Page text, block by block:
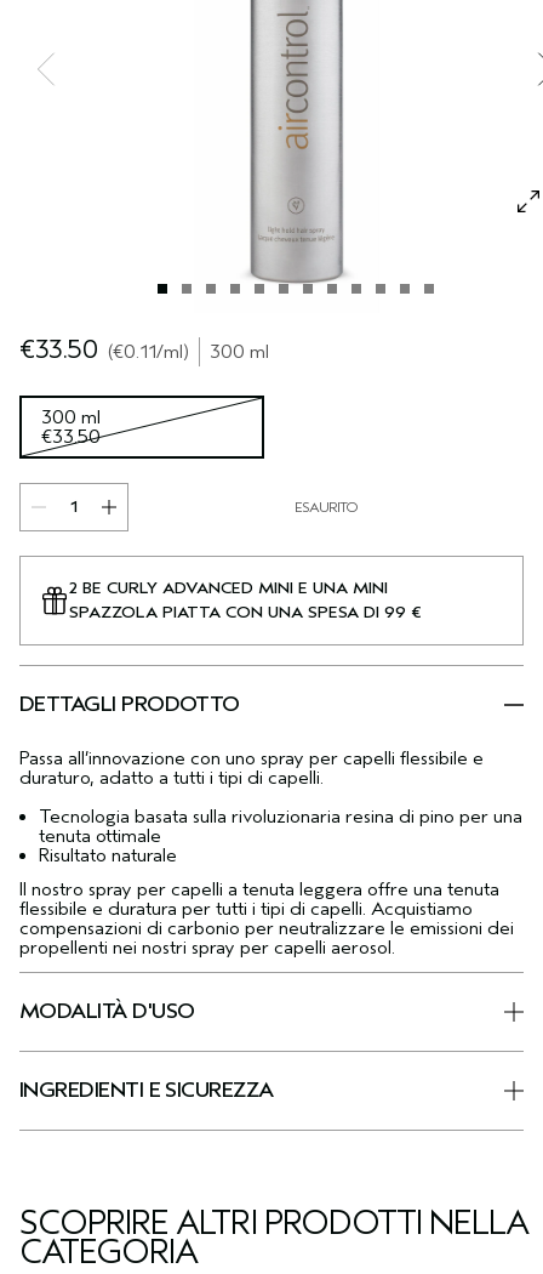
CUOIO CAPELLUTO SENSIBILE
€33.50 €0.11/ml 300 ml
300 ml
€33.50
ESAURITO
2 BE CURLY ADVANCED MINI E UNA MINI
SPAZZOLA PIATTA CON UNA SPESA DI 99 €
DETTAGLI PRODOTTO
Passa all’innovazione con uno spray per capelli flessibile e
duraturo, adatto a tutti i tipi di capelli.
Tecnologia basata sulla rivoluzionaria resina di pino per una
tenuta ottimale
Risultato naturale
Il nostro spray per capelli a tenuta leggera offre una tenuta
flessibile e duratura per tutti i tipi di capelli. Acquistiamo
compensazioni di carbonio per neutralizzare le emissioni dei
propellenti nei nostri spray per capelli aerosol.
MODALITÀ D'USO
INGREDIENTI E SICUREZZA
SCOPRIRE ALTRI PRODOTTI NELLA
CATEGORIA